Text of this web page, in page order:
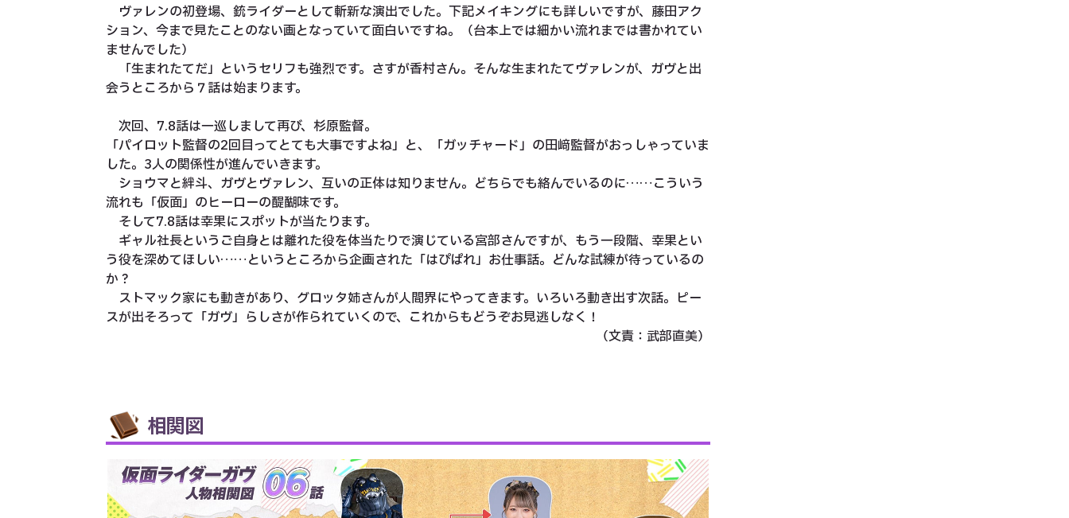
ヴァレンの初登場、銃ライダーとして斬新な演出でした。下記メイキングにも詳しいですが、藤田アク
ション、今まで見たことのない画となっていて面白いですね。（台本上では細かい流れまでは書かれてい
ませんでした）
「生まれたてだ」というセリフも強烈です。さすが香村さん。そんな生まれたてヴァレンが、ガヴと出
会うところから７話は始まります。
次回、7.8話は一巡しまして再び、杉原監督。
「パイロット監督の2回目ってとても大事ですよね」と、「ガッチャード」の田﨑監督がおっしゃっていま
した。3人の関係性が進んでいきます。
ショウマと絆斗、ガヴとヴァレン、互いの正体は知りません。どちらでも絡んでいるのに……こういう
流れも「仮面」のヒーローの醍醐味です。
そして7.8話は幸果にスポットが当たります。
ギャル社長というご自身とは離れた役を体当たりで演じている宮部さんですが、もう一段階、幸果とい
う役を深めてほしい……というところから企画された「はぴぱれ」お仕事話。どんな試練が待っているの
か？
ストマック家にも動きがあり、グロッタ姉さんが人間界にやってきます。いろいろ動き出す次話。ピー
スが出そろって「ガヴ」らしさが作られていくので、これからもどうぞお見逃しなく！
（文責：武部直美）
相関図